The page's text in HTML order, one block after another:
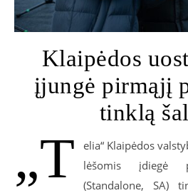
Klaipėdos
įjungė pirmąjį
tinklą
„T
elia“ Klaipėdos
lėšomis įdiegė
(Standalone, SA)